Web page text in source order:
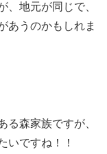
、地元が同じで、
あうのかもしれま
る森家族ですが、
いですね！！